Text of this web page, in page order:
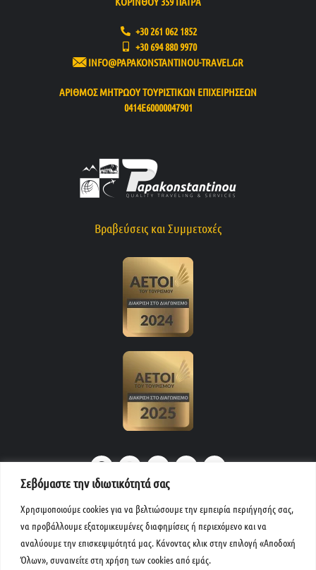
Σεβόμαστε την ιδιωτικότητά σας
Χρησιμοποιούμε cookies για να βελτιώσουμε την εμπειρία περιήγησής σας,
να προβάλλουμε εξατομικευμένες διαφημίσεις ή περιεχόμενο και να
αναλύουμε την επισκεψιμότητά μας. Κάνοντας κλικ στην επιλογή «Αποδοχή
Όλων», συναινείτε στη χρήση των cookies από εμάς.
+30 261 062 1852
+30 694 880 9970
INFO@PAPAKONSTANTINOU-TRAVEL.GR
ΑΡΙΘΜΟΣ ΜΗΤΡΩΟΥ ΤΟΥΡΙΣΤΙΚΩΝ ΕΠΙΧΕΙΡΗΣΕΩΝ
0414Ε60000047901
Βραβεύσεις και Συμμετοχές
a
c
b
o
n
s
t
a
r
a
m
i
e
i
r
v
s
o
r
o
e
Μενού